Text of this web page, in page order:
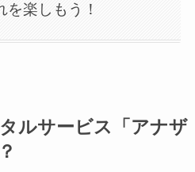
を楽しもう！
ルサービス「アナザ